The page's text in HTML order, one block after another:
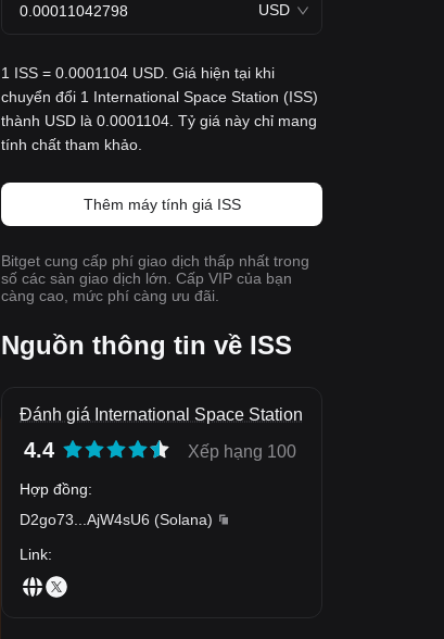
USD
1 ISS = 0.0001104 USD. Giá hiện tại khi
chuyển đổi 1 International Space Station (ISS)
thành USD là 0.0001104. Tỷ giá này chỉ mang
tính chất tham khảo.
Thêm máy tính giá ISS
Bitget cung cấp phí giao dịch thấp nhất trong
số các sàn giao dịch lớn. Cấp VIP của bạn
càng cao, mức phí càng ưu đãi.
Nguồn thông tin về ISS
Đánh giá International Space Station
4.4 Xếp hạng 100
Hợp đồng:
D2go73
AjW4sU6 (Solana)
Link: